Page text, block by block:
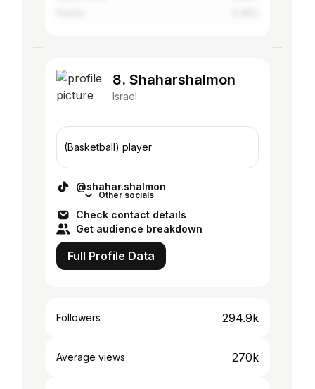
8. Shaharshalmon
Israel
(Basketball) player
@shahar.shalmon
Other socials
Check contact details
Get audience breakdown
Full Profile Data
Followers 294.9k
Average views 270k